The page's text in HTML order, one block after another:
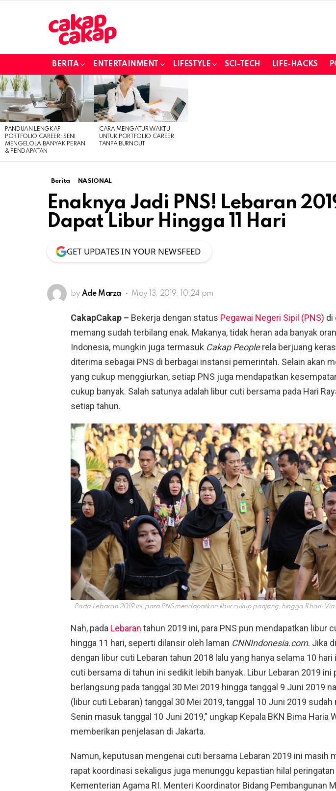
BERITA ENTERTAINMENT LIFESTYLE SCI-TECH LIFE-HACKS
LATEST
STORIES
PANDUAN LENGKAP
PORTFOLIO CAREER: SENI
MENGELOLA BANYAK PERAN
& PENDAPATAN
CARA MENGATUR WAKTU
UNTUK PORTFOLIO CAREER
TANPA BURNOUT
Berita NASIONAL
Enaknya Jadi PNS! Lebaran
Dapat Libur Hingga 11 Hari
GET UPDATES IN YOUR NEWSFEED
by Ade Marza May 13, 2019, 10:24 pm
CakapCakap – Bekerja dengan status Pegawai Negeri Sipil (PNS) di
memang sudah terbilang enak. Makanya, tidak heran ada banyak
Indonesia, mungkin juga termasuk Cakap Peoplerela berjuang
diterima sebagai PNS di berbagai instansi pemerintah. Selain akan
yang cukup menggiurkan, setiap PNS juga mendapatkan
cukup banyak. Salah satunya adalah libur cuti bersama pada Hari
setiap tahun.
Pada Lebaran 2019 ini, para PNS mendapatkan libur cukup panjang, hingga 11 hari. Via
Nah, pada Lebaran tahun 2019 ini, para PNS pun mendapatkan libur
hingga 11 hari, seperti dilansir oleh laman CNNIndonesia.com. Jika
dengan libur cuti Lebaran tahun 2018 lalu yang hanya selama 10 hari
cuti bersama di tahun ini sedikit lebih banyak. Libur Lebaran 2019 ini
berlangsung pada tanggal 30 Mei 2019 hingga tanggal 9 Juni 2019
(libur cuti Lebaran) tanggal 30 Mei 2019, tanggal 10 Juni 2019 sudah
Senin masuk tanggal 10 Juni 2019,” ungkap Kepala BKN Bima Haria
memberikan penjelasan di Jakarta.
Namun, keputusan mengenai cuti bersama Lebaran 2019 ini masih
rapat koordinasi sekaligus juga menunggu kepastian hilal peringatan
Kementerian Agama RI. Menteri Koordinator Bidang Pembangunan